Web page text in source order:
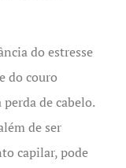
do estresse
do couro
de cabelo.
de ser
capilar, pode